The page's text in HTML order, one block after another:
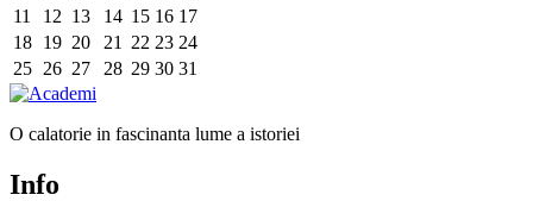
11
12 13 14 15 16 17
18 19 20 21 22 23 24
25 26 27 28 29 30 31
O calatorie in fascinanta lume a istoriei
Info